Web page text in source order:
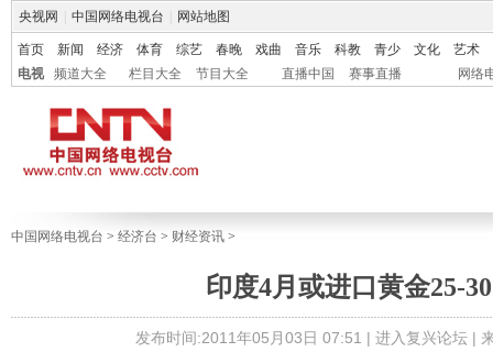
央视网 中国网络电视台 网站地图
首页 新闻 经济 体育 综艺 春晚 戏曲 音乐 科教 青少 文化
艺术
电视
频道大全 栏目大全 节目大全 直播中国 赛事直播 网络
中国网络电视台 > 经济台 > 财经资讯 >
印度4月或进口黄金25-
发布时间:2011年05月03日 07:51 | 进入复兴论坛|